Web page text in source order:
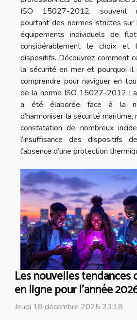
ISO 15027-2012, souvent
pourtant des normes strictes sur
équipements individuels de
considérablement le choix et
dispositifs. Découvrez comment
la sécurité en mer et pourquoi
comprendre pour naviguer en
de la norme ISO 15027-2012
a été élaborée face à la
d’harmoniser la sécurité
constatation de nombreux
l’insuffisance des dispositifs
l’absence d’une protection
Les nouvelles tendances
en ligne pour l'année
Jeudi 18 décembre 2025 23:18